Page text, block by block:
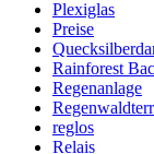
Plexiglas
Preise
Rainforest
Regenanlage
reglos
Relais